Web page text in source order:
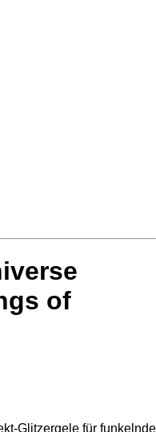
of
Glitzergele für funkelnde